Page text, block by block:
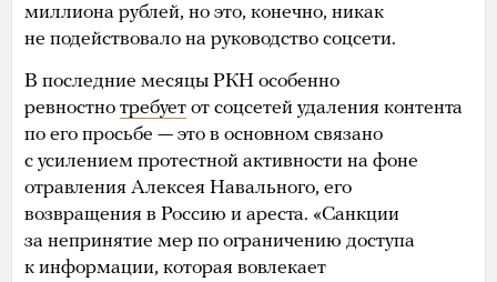
миллиона рублей, но это, конечно, никак
не подействовало на руководство соцсети.
В последние месяцы РКН особенно
ревностно требует от соцсетей удаления контента
по его просьбе — это в основном связано
с усилением протестной активности на фоне
отравления Алексея Навального, его
возвращения в Россию и ареста. «Санкции
за непринятие мер по ограничению доступа
к информации, которая вовлекает